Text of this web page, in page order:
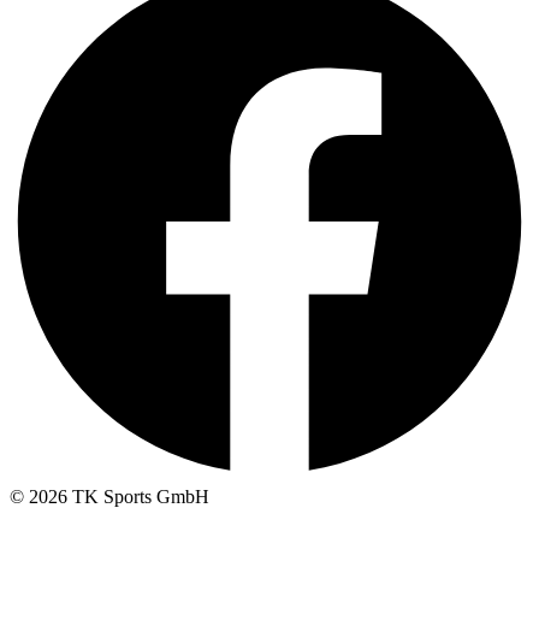
© 2026 TK Sports GmbH